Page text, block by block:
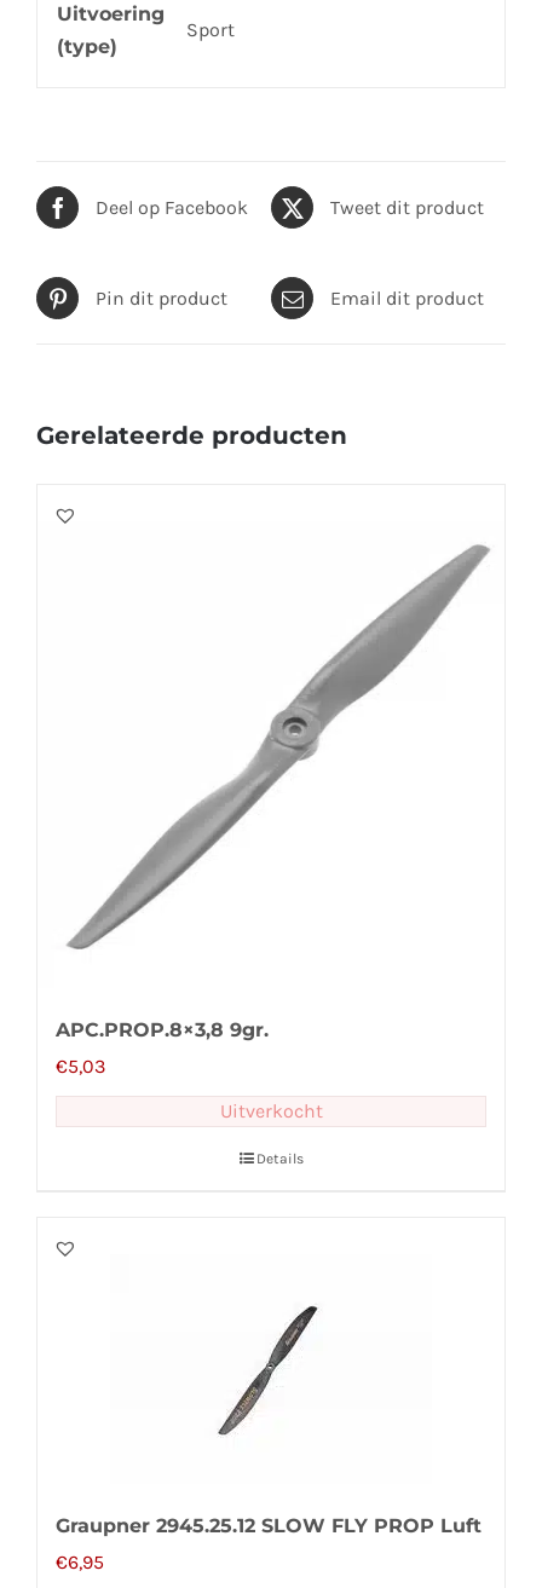
Uitvoering
(type)
Sport
Deel op Facebook Tweet dit product
Pin dit product Email dit product
Gerelateerde producten
APC.PROP.8×3,8 9gr.
€5,03
Uitverkocht
Details
Graupner 2945.25.12 SLOW FLY PROP Luft
€6,95